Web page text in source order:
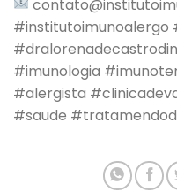
#institutoimunoalergo
#imunologia
#alergista
#saude